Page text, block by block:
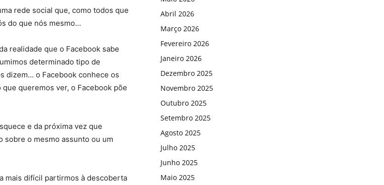
rede social que, como todos que
do que nós mesmo…
realidade que o Facebook sabe
determinado tipo de
dizem… o Facebook conhece os
queremos ver, o Facebook põe
e da próxima vez que
sobre o mesmo assunto ou um
mais difícil partirmos à descoberta
Abril 2026
Março 2026
Fevereiro 2026
Janeiro 2026
Dezembro 2025
Novembro 2025
Outubro 2025
Setembro 2025
Agosto 2025
Julho 2025
Junho 2025
Maio 2025